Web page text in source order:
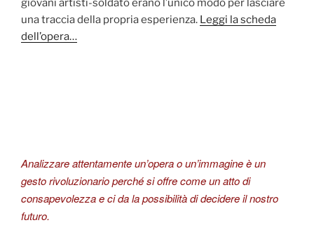
giovani artisti-soldato erano l’unico modo per lasciare
una traccia della propria esperienza. Leggi la scheda
dell’opera…
Analizzare attentamente un’opera o un’immagine è un
gesto rivoluzionario perché si offre come un atto di
consapevolezza e ci da la possibilità di decidere il nostro
futuro.